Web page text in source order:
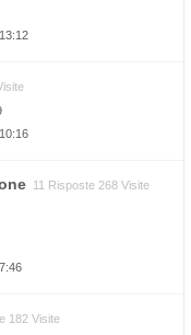
11 Risposte 268 Visite
182 Visite